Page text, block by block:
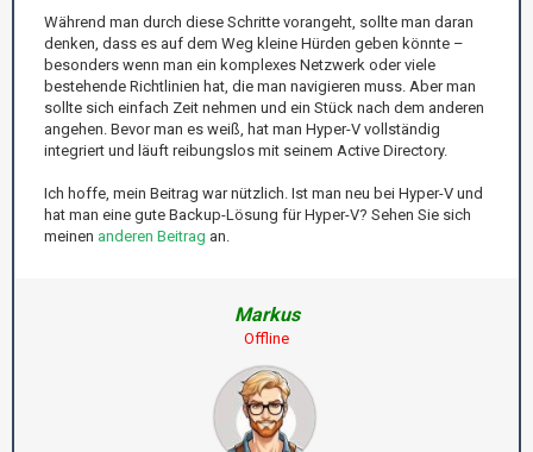
Während man durch diese Schritte vorangeht, sollte man daran
denken, dass es auf dem Weg kleine Hürden geben könnte –
besonders wenn man ein komplexes Netzwerk oder viele
bestehende Richtlinien hat, die man navigieren muss. Aber man
sollte sich einfach Zeit nehmen und ein Stück nach dem anderen
angehen. Bevor man es weiß, hat man Hyper-V vollständig
integriert und läuft reibungslos mit seinem Active Directory.
Ich hoffe, mein Beitrag war nützlich. Ist man neu bei Hyper-V und
hat man eine gute Backup-Lösung für Hyper-V? Sehen Sie sich
meinen anderen Beitrag an.
Markus
Offline